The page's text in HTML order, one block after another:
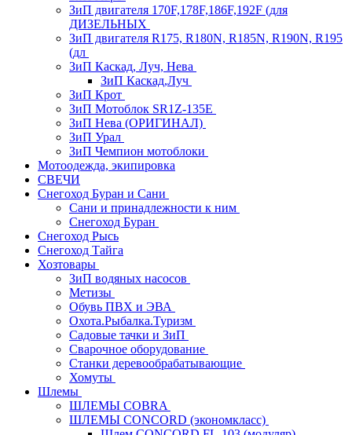
ЗиП двигателя 170F,178F,186F,192F (для
ДИЗЕЛЬНЫХ
ЗиП двигателя R175, R180N, R185N, R190N, R195
(дл
ЗиП Каскад, Луч, Нева
ЗиП Каскад,Луч
ЗиП Крот
ЗиП Мотоблок SR1Z-135E
ЗиП Нева (ОРИГИНАЛ)
ЗиП Урал
ЗиП Чемпион мотоблоки
Мотоодежда, экипировка
СВЕЧИ
Снегоход Буран и Сани
Сани и принадлежности к ним
Снегоход Буран
Снегоход Рысь
Снегоход Тайга
Хозтовары
ЗиП водяных насосов
Метизы
Обувь ПВХ и ЭВА
Охота.Рыбалка.Туризм
Садовые тачки и ЗиП
Сварочное оборудование
Станки деревообрабатывающие
Хомуты
Шлемы
ШЛЕМЫ COBRA
ШЛЕМЫ CONCORD (экономкласс)